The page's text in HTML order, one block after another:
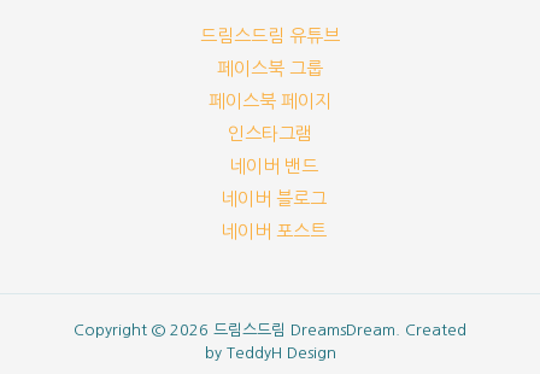
드림스드림 유튜브
페이스북 그룹
페이스북 페이지
인스타그램
네이버 밴드
네이버 블로그
네이버 포스트
Copyright © 2026 드림스드림 DreamsDream. Created
by TeddyH Design